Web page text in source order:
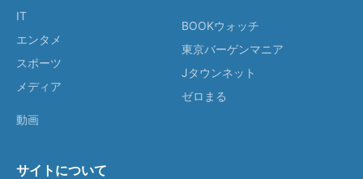
IT
エンタメ
スポーツ
メディア
動画
BOOKウォッチ
東京バーゲンマニア
Jタウンネット
ゼロまる
サイトについて